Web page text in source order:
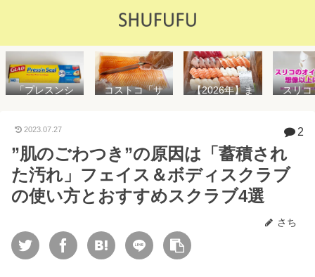
「プレスンシ
説！コストコ
る店はどこ？
粘着面に危険
性はない？
コストコ「サ
や冷凍保存方
法を紹介
【2026年】ま
が高いけど購
入するべき？
スリコ
思え
め！霧
イル
WAY
2023.07.27 2
”肌のごわつき”の原因は「蓄積され
た汚れ」フェイス＆ボディスクラブ
の使い方とおすすめスクラブ4選
さち